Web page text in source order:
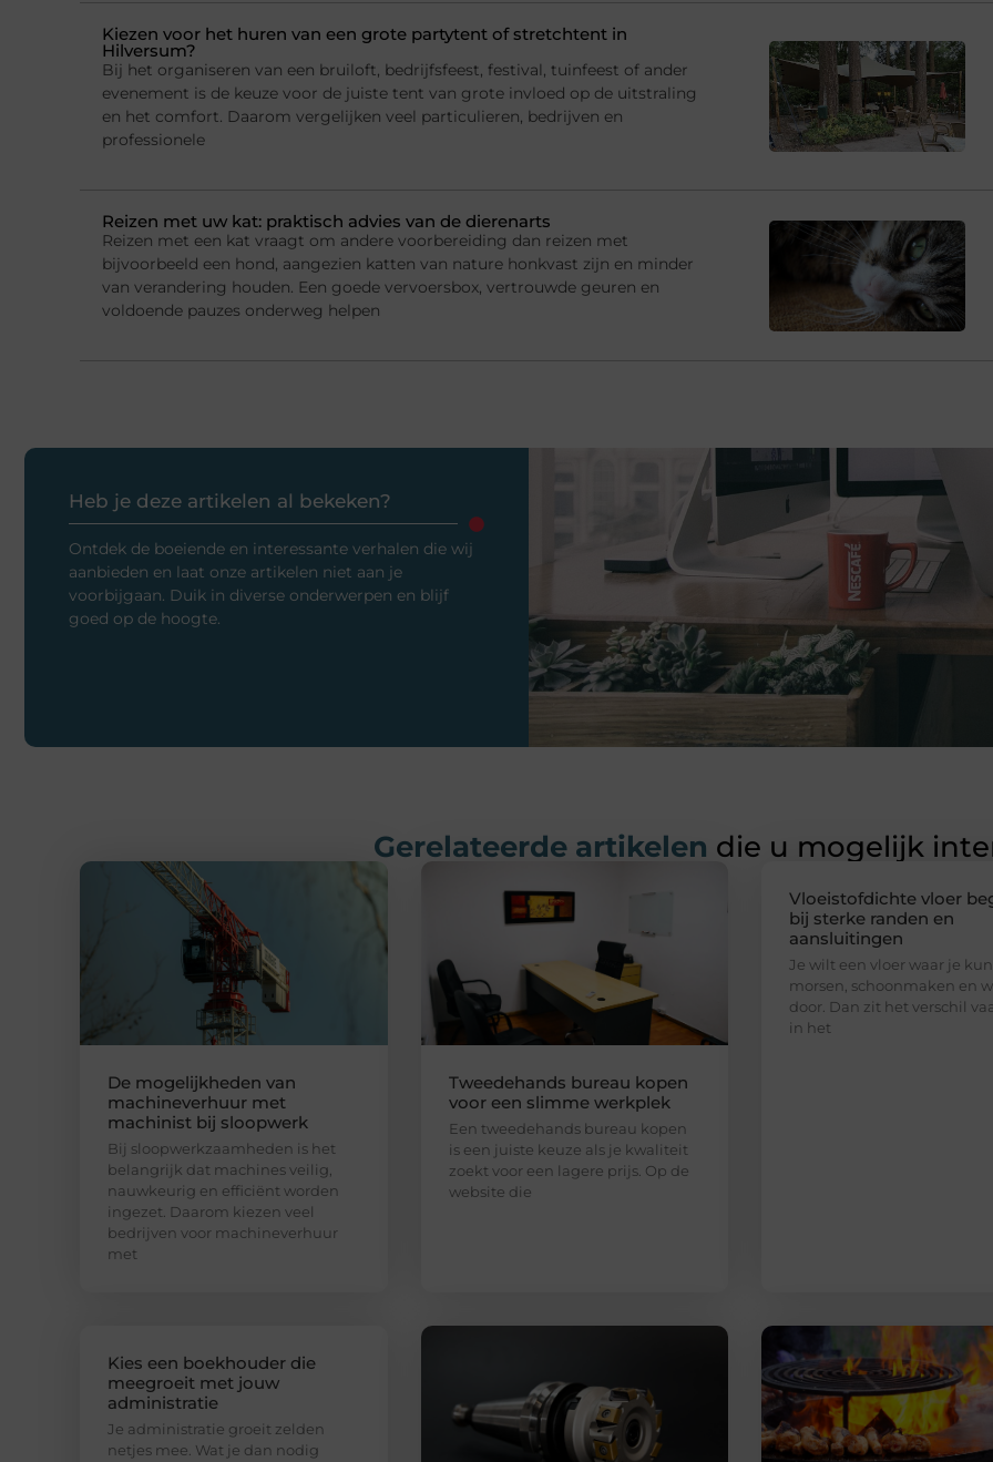
Kiezen voor het huren van een grote partytent of stretchtent in
Hilversum?
Bij het organiseren van een bruiloft, bedrijfsfeest, festival, tuinfeest of ander
evenement is de keuze voor de juiste tent van grote invloed op de uitstraling
en het comfort. Daarom vergelijken veel particulieren, bedrijven en
professionele
Reizen met uw kat: praktisch advies van de dierenarts
Reizen met een kat vraagt om andere voorbereiding dan reizen met
bijvoorbeeld een hond, aangezien katten van nature honkvast zijn en minder
van verandering houden. Een goede vervoersbox, vertrouwde geuren en
voldoende pauzes onderweg helpen
Heb je deze artikelen al bekeken?
Ontdek de boeiende en interessante verhalen die wij
aanbieden en laat onze artikelen niet aan je
voorbijgaan. Duik in diverse onderwerpen en blijf
goed op de hoogte.
Gerelateerde artikelen die u mogelijk
De mogelijkheden van
machineverhuur met
machinist bij sloopwerk
Bij sloopwerkzaamheden is het
belangrijk dat machines veilig,
nauwkeurig en efficiënt worden
ingezet. Daarom kiezen veel
bedrijven voor machineverhuur
met
Tweedehands bureau kopen
voor een slimme werkplek
Een tweedehands bureau kopen
is een juiste keuze als je kwaliteit
zoekt voor een lagere prijs. Op de
website die
Vloeistofdichte vloer
bij sterke randen en
aansluitingen
Je wilt een vloer waar je
morsen, schoonmaken en
door. Dan zit het verschil
in het
Kies een boekhouder die
meegroeit met jouw
administratie
Je administratie groeit zelden
netjes mee. Wat je dan nodig